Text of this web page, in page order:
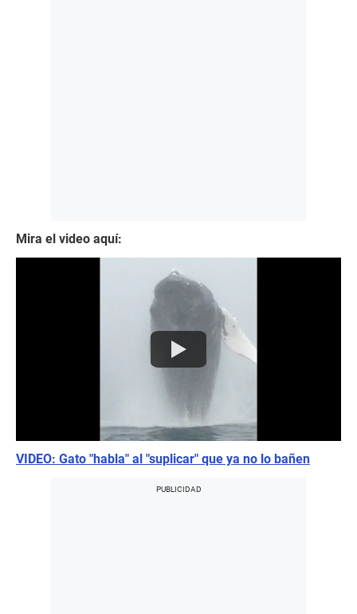
Mira el video aquí:
VIDEO: Gato "habla" al "suplicar" que ya no lo bañen